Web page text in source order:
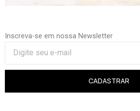
Inscreva-se em nossa Newsletter
CADASTRAR